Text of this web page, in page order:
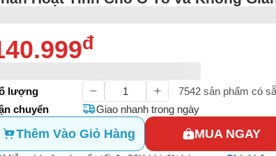
đ
lượng 7542 sản phẩm có
chuyển
Giao nhanh trong ngày
Thêm Vào Giỏ Hàng MUA NGAY